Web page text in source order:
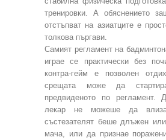
тренировки. А обяснението
отстъпват на азиатците е
толкова пъргави.
Самият регламент на
играе се практически без
контра-гейм е позволен
срещата може да
предвиденото по регламент.
лекар не можеше да
състезателят беше длъжен
мача, или да признае